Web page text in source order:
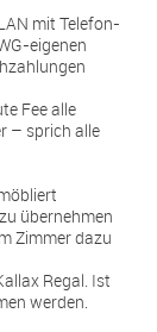
mit Telefon-
eigenen
Fee alle
– sprich alle
übernehmen
Zimmer dazu
Regal. Ist
werden.